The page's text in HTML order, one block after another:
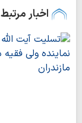
اخبار مرتبط